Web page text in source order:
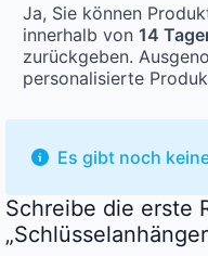
Ja, Sie können
innerhalb von 14
zurückgeben.
personalisierte
Es gibt noch
Schreibe die erste